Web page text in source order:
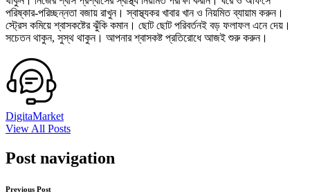
পরিষ্কার-পরিচ্ছন্নতা বজায় রাখুন। স্বাস্থ্যকর খাবার খান ও নিয়মিত ব্যায়াম করুন।
স্ট্রেস কমিয়ে শ্বাসকষ্টের ঝুঁকি কমান। ছোট ছোট পরিবর্তনই বড় ফলাফল এনে দেয়।
সচেতন থাকুন, সুস্থ থাকুন। আপনার শ্বাসকষ্ট প্রতিরোধে আজই শুরু করুন।
DigitaMarket
View All Posts
Post navigation
Previous Post